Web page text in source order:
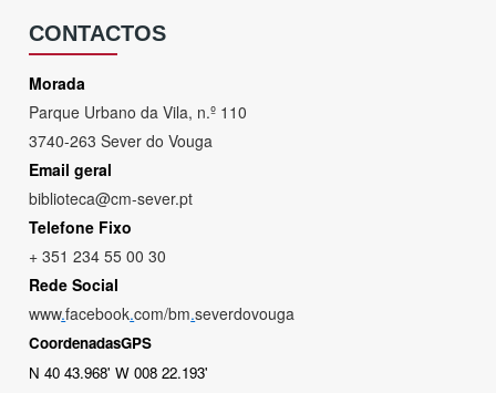
CONTACTOS
Morada
Parque Urbano da Vila, n.º 110
3740-263 Sever do Vouga
Email geral
biblioteca@cm-sever.pt
Telefone Fixo
+ 351 234 55 00 30
Rede Social
www.facebook.com/bm.severdovouga
CoordenadasGPS
N 40 43.968' W 008 22.193'